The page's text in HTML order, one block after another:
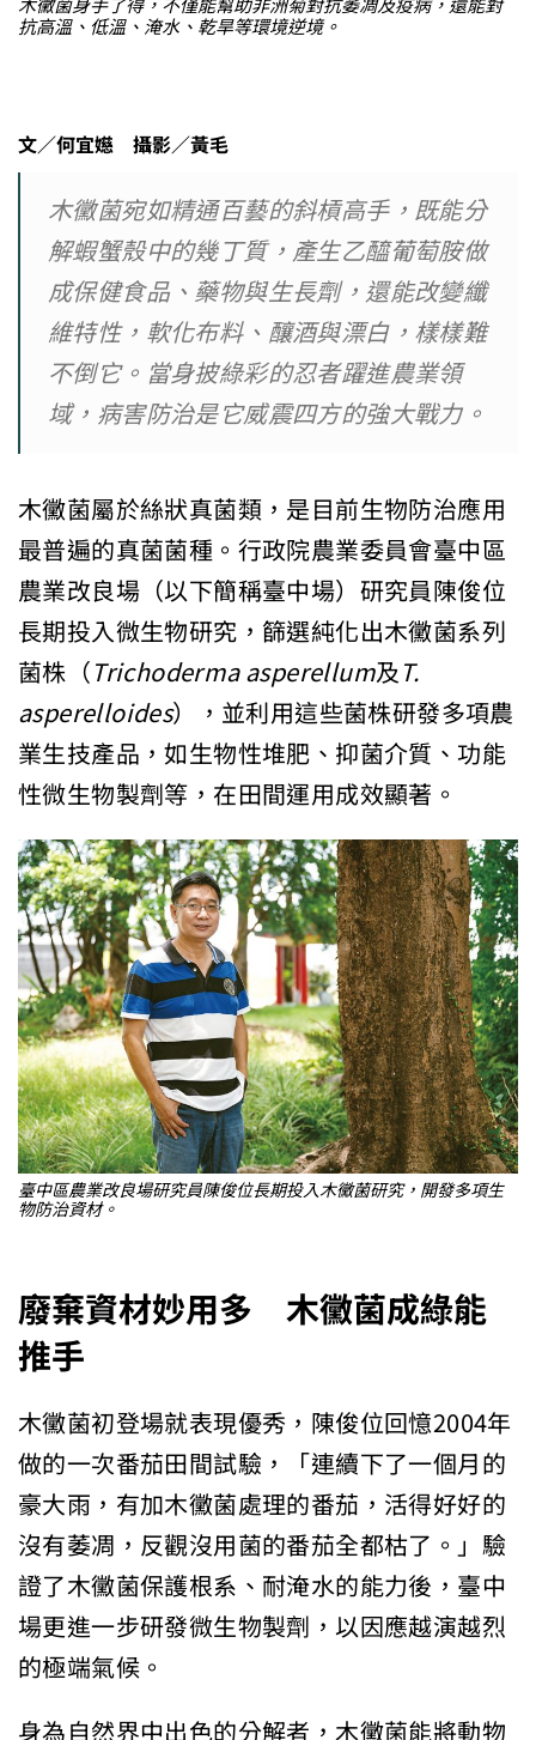
抗高溫、低溫、淹水、乾旱等環境逆境。
文／何宜嬨 攝影／黃毛
木黴菌宛如精通百藝的斜槓高手，既能分
解蝦蟹殼中的幾丁質，產生乙醯葡萄胺做
成保健食品、藥物與生長劑，還能改變纖
維特性，軟化布料、釀酒與漂白，樣樣難
不倒它。當身披綠彩的忍者躍進農業領
域，病害防治是它威震四方的強大戰力。
木黴菌屬於絲狀真菌類，是目前生物防治應用
最普遍的真菌菌種。行政院農業委員會臺中區
農業改良場（以下簡稱臺中場）研究員陳俊位
長期投入微生物研究，篩選純化出木黴菌系列
菌株（Trichoderma asperellum及T.
asperelloides），並利用這些菌株研發多項農
業生技產品，如生物性堆肥、抑菌介質、功能
性微生物製劑等，在田間運用成效顯著。
臺中區農業改良場研究員陳俊位長期投入木黴菌研究，開發多項生
物防治資材。
廢棄資材妙用多 木黴菌成綠能
推手
木黴菌初登場就表現優秀，陳俊位回憶2004年
做的一次番茄田間試驗，「連續下了一個月的
豪大雨，有加木黴菌處理的番茄，活得好好的
沒有萎凋，反觀沒用菌的番茄全都枯了。」驗
證了木黴菌保護根系、耐淹水的能力後，臺中
場更進一步研發微生物製劑，以因應越演越烈
的極端氣候。